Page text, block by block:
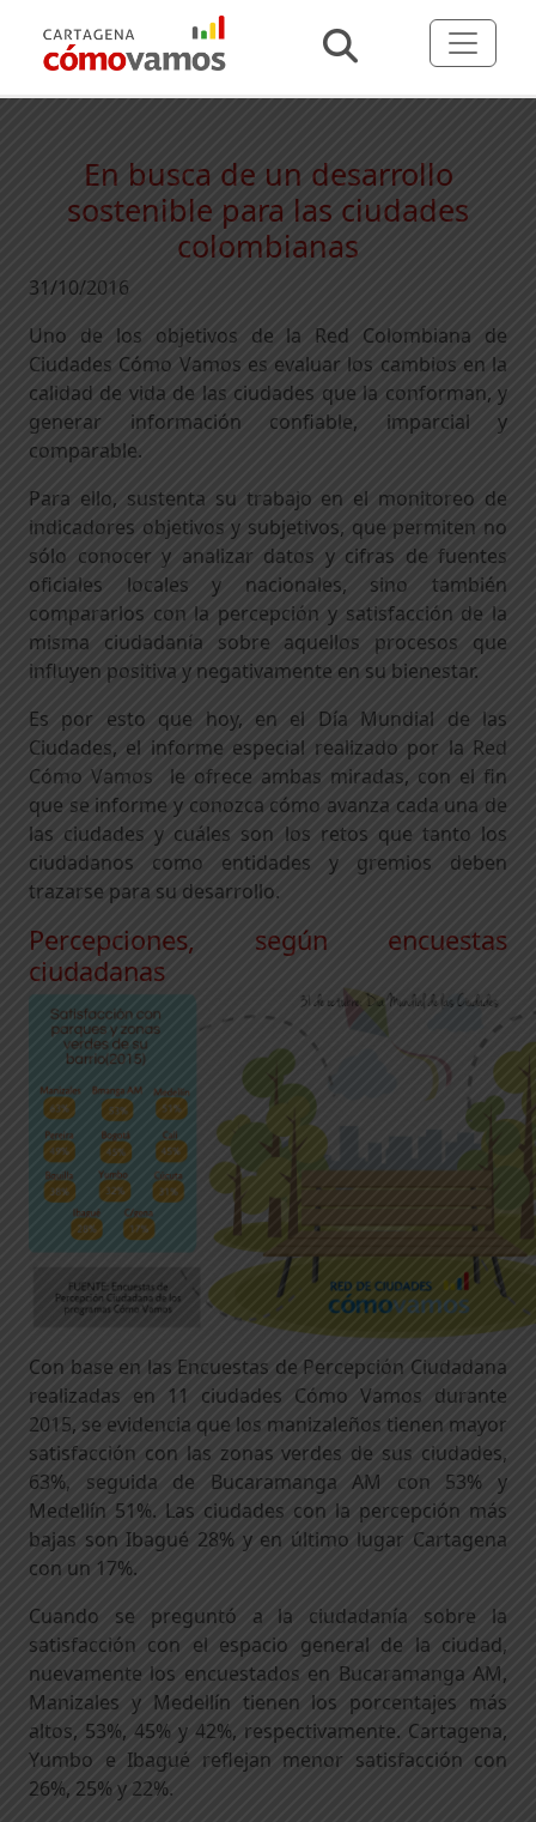
En busca de un desarrollo
sostenible para las ciudades
colombianas
31/10/2016
Uno de los objetivos de la Red Colombiana de
Ciudades Cómo Vamos es evaluar los cambios en la
calidad de vida de las ciudades que la conforman, y
generar información confiable, imparcial y
comparable.
Para ello, sustenta su trabajo en el monitoreo de
indicadores objetivos y subjetivos, que permiten no
sólo conocer y analizar datos y cifras de fuentes
oficiales locales y nacionales, sino también
compararlos con la percepción y satisfacción de la
misma ciudadanía sobre aquellos procesos que
influyen positiva y negativamente en su bienestar.
Es por esto que hoy, en el Día Mundial de las
Ciudades, el informe especial realizado por la Red
Cómo Vamos
le ofrece ambas miradas, con el fin
que se informe y conozca cómo avanza cada una de
las ciudades y cuáles son los retos que tanto los
ciudadanos como entidades y gremios deben
trazarse para su desarrollo.
Percepciones, según encuestas
ciudadanas
Con base en las Encuestas de Percepción Ciudadana
realizadas en 11 ciudades Cómo Vamos durante
2015, se evidencia que los manizaleños tienen mayor
satisfacción con las zonas verdes de sus ciudades,
63%, seguida de Bucaramanga AM con 53% y
Medellín 51%. Las ciudades con la percepción más
bajas son Ibagué 28% y en último lugar Cartagena
con un 17%.
Cuando se preguntó a la ciudadanía sobre la
satisfacción con el espacio general de la ciudad,
nuevamente los encuestados en Bucaramanga AM,
Manizales y Medellín tienen los porcentajes más
altos, 53%, 45% y 42%, respectivamente. Cartagena,
Yumbo e Ibagué reflejan menor satisfacción con
26%, 25% y 22%.